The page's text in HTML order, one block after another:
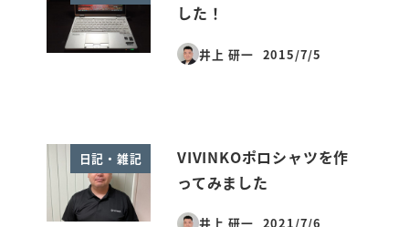
した！
井上 研一
投稿日
2015/7/5
日記・雑記
VIVINKOポロシャツを作
ってみました
井上 研一 2021/7/6